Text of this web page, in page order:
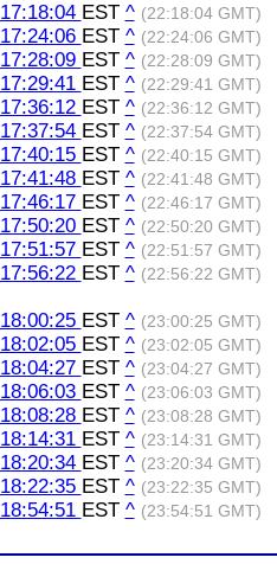
17:18:04 EST ^ (22:18:04 GMT)
17:24:06 EST ^ (22:24:06 GMT)
17:28:09 EST ^ (22:28:09 GMT)
17:29:41 EST ^ (22:29:41 GMT)
17:36:12 EST ^ (22:36:12 GMT)
17:37:54 EST ^ (22:37:54 GMT)
17:40:15 EST ^ (22:40:15 GMT)
17:41:48 EST ^ (22:41:48 GMT)
17:46:17 EST ^ (22:46:17 GMT)
17:50:20 EST ^ (22:50:20 GMT)
17:51:57 EST ^ (22:51:57 GMT)
17:56:22 EST ^ (22:56:22 GMT)
18:00:25 EST ^ (23:00:25 GMT)
18:02:05 EST ^ (23:02:05 GMT)
18:04:27 EST ^ (23:04:27 GMT)
18:06:03 EST ^ (23:06:03 GMT)
18:08:28 EST ^ (23:08:28 GMT)
18:14:31 EST ^ (23:14:31 GMT)
18:20:34 EST ^ (23:20:34 GMT)
18:22:35 EST ^ (23:22:35 GMT)
18:54:51 EST ^ (23:54:51 GMT)